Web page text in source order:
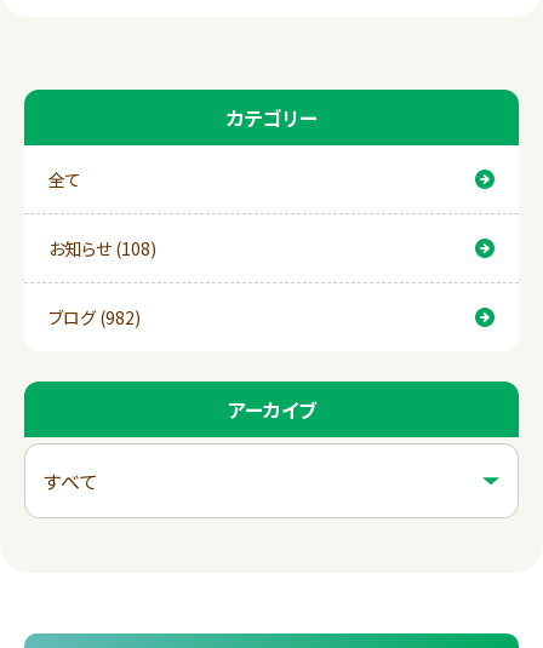
カテゴリー
全て
お知らせ (108)
ブログ (982)
アーカイブ